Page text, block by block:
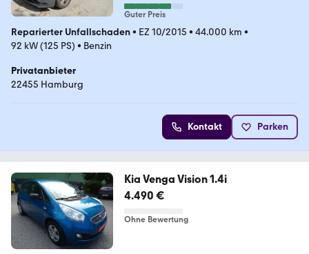
Guter Preis
Reparierter Unfallschaden• EZ 10/2015 • 44.000 km •
92 kW (125 PS) • Benzin
Privatanbieter
22455 Hamburg
Kontakt Parken
Kia Venga Vision 1.4i
4.490 €
Ohne Bewertung